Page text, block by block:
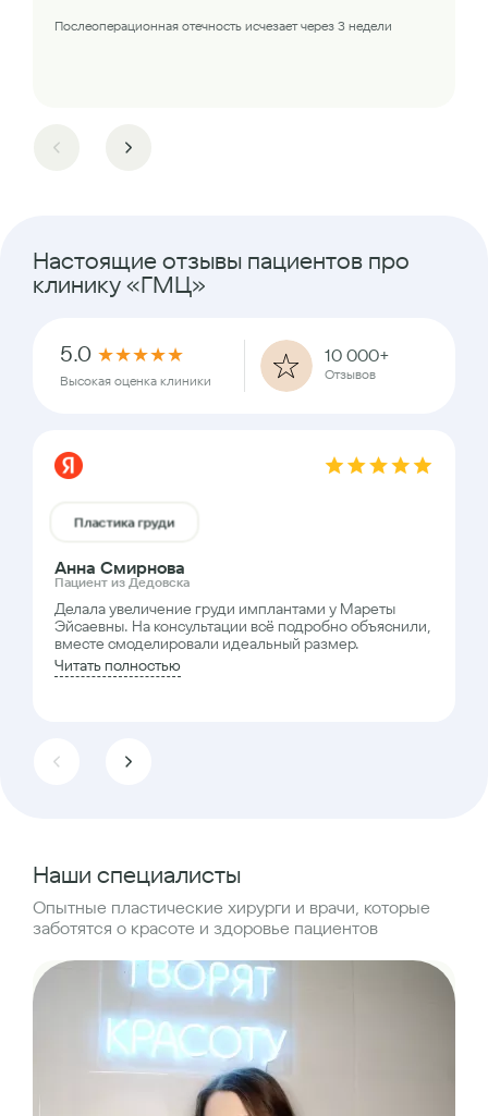
Послеоперационная отечность исчезает через 3 недели
Настоящие отзывы пациентов про
клинику «ГМЦ»
5.0 ★★★★★
Высокая оценка клиники
10 000+
Отзывов
Пластика груди
Анна Смирнова
Пациент из Дедовска
Делала увеличение груди имплантами у Мареты
Эйсаевны. На консультации всё подробно объяснили,
вместе смоделировали идеальный размер.
Читать полностью
Наши специалисты
Опытные пластические хирурги и врачи, которые
заботятся о красоте и здоровье пациентов